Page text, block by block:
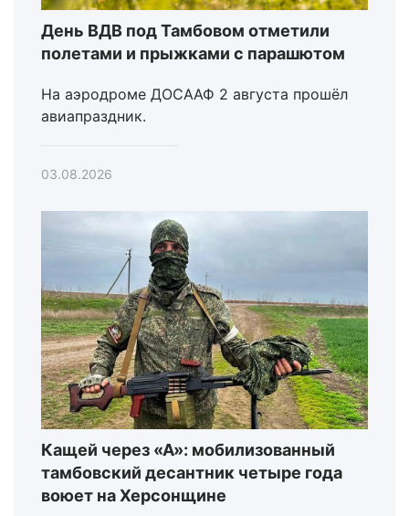
День ВДВ под Тамбовом отметили
полетами и прыжками с парашютом
На аэродроме ДОСААФ 2 августа прошёл
авиапраздник.
03.08.2026
Кащей через «А»: мобилизованный
тамбовский десантник четыре года
воюет на Херсонщине